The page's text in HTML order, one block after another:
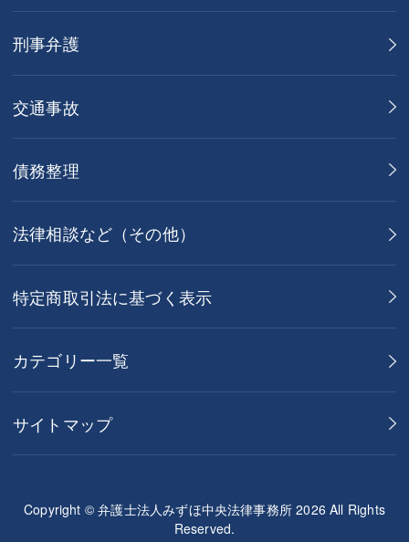
刑事弁護
交通事故
債務整理
法律相談など（その他）
特定商取引法に基づく表示
カテゴリー一覧
サイトマップ
Copyright © 弁護士法人みずほ中央法律事務所 2026 All Rights
Reserved.